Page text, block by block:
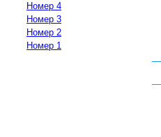
Номер 4
Номер 3
Номер 2
Номер 1